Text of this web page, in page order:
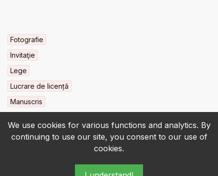
We use cookies for various functions and analytics. By
continuing to use our site, you consent to our use of
cookies.
Fotografie
Invitaţie
Lege
Lucrare de licență
Manuscris
© 2022-2026 • BCU „Carol I” - All rights reserved.